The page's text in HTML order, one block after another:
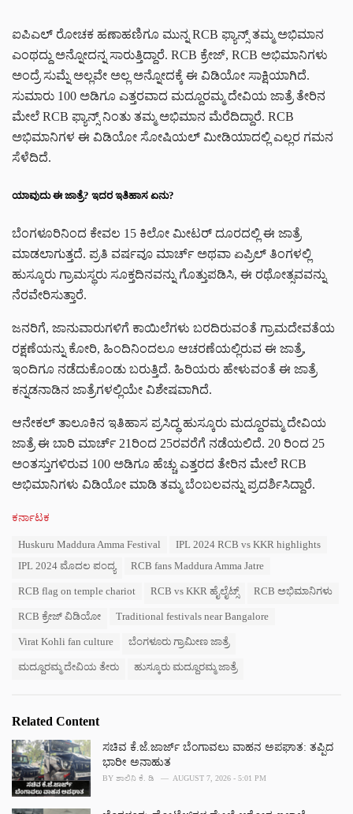
ಐಪಿಎಲ್ ರೋಚಕ ಹಣಾಹಣಿಗೂ ಮುನ್ನ RCB ಫ್ಯಾನ್ಸ್ ತಮ್ಮ ಅಭಿಮಾನ
ಎಂಥದ್ದು ಅನ್ನೋದನ್ನ ಸಾರುತ್ತಿದ್ದಾರೆ. RCB ಕ್ರೇಜ್, RCB ಅಭಿಮಾನಿಗಳು
ಅಂದ್ರೆ ಸುಮ್ನೆ ಅಲ್ಲವೇ ಅಲ್ಲ ಅನ್ನೋದಕ್ಕೆ ಈ ವಿಡಿಯೋ ಸಾಕ್ಷಿಯಾಗಿದೆ.
ಸುಮಾರು 100 ಅಡಿಗೂ ಎತ್ತರವಾದ ಮದ್ದೂರಮ್ಮ ದೇವಿಯ ಜಾತ್ರೆ ತೇರಿನ
ಮೇಲೆ RCB ಫ್ಯಾನ್ಸ್ ನಿಂತು ತಮ್ಮ ಅಭಿಮಾನ ಮೆರೆದಿದ್ದಾರೆ. RCB
ಅಭಿಮಾನಿಗಳ ಈ ವಿಡಿಯೋ ಸೋಷಿಯಲ್ ಮೀಡಿಯಾದಲ್ಲಿ ಎಲ್ಲರ ಗಮನ
ಸೆಳೆದಿದೆ.
ಯಾವುದು ಈ ಜಾತ್ರೆ? ಇದರ ಇತಿಹಾಸ ಏನು?
ಬೆಂಗಳೂರಿನಿಂದ ಕೇವಲ 15 ಕಿಲೋ ಮೀಟರ್ ದೂರದಲ್ಲಿ ಈ ಜಾತ್ರೆ
ಮಾಡಲಾಗುತ್ತದೆ. ಪ್ರತಿ ವರ್ಷವೂ ಮಾರ್ಚ್ ಅಥವಾ ಏಪ್ರಿಲ್ ತಿಂಗಳಲ್ಲಿ
ಹುಸ್ಕೂರು ಗ್ರಾಮಸ್ಥರು ಸೂಕ್ತದಿನವನ್ನು ಗೊತ್ತುಪಡಿಸಿ, ಈ ರಥೋತ್ಸವವನ್ನು
ನೆರವೇರಿಸುತ್ತಾರೆ.
ಜನರಿಗೆ, ಜಾನುವಾರುಗಳಿಗೆ ಕಾಯಿಲೆಗಳು ಬರದಿರುವಂತೆ ಗ್ರಾಮದೇವತೆಯ
ರಕ್ಷಣೆಯನ್ನು ಕೋರಿ, ಹಿಂದಿನಿಂದಲೂ ಆಚರಣೆಯಲ್ಲಿರುವ ಈ ಜಾತ್ರೆ,
ಇಂದಿಗೂ ನಡೆದುಕೊಂಡು ಬರುತ್ತಿದೆ. ಹಿರಿಯರು ಹೇಳುವಂತೆ ಈ ಜಾತ್ರೆ
ಕನ್ನಡನಾಡಿನ ಜಾತ್ರೆಗಳಲ್ಲಿಯೇ ವಿಶೇಷವಾಗಿದೆ.
ಆನೇಕಲ್ ತಾಲೂಕಿನ ಇತಿಹಾಸ ಪ್ರಸಿದ್ಧ ಹುಸ್ಕೂರು ಮದ್ದೂರಮ್ಮ ದೇವಿಯ
ಜಾತ್ರೆ ಈ ಬಾರಿ ಮಾರ್ಚ್ 21ರಿಂದ 25ರವರೆಗೆ ನಡೆಯಲಿದೆ. 20 ರಿಂದ 25
ಅಂತಸ್ತುಗಳಿರುವ 100 ಅಡಿಗೂ ಹೆಚ್ಚು ಎತ್ತರದ ತೇರಿನ ಮೇಲೆ RCB
ಅಭಿಮಾನಿಗಳು ವಿಡಿಯೋ ಮಾಡಿ ತಮ್ಮ ಬೆಂಬಲವನ್ನು ಪ್ರದರ್ಶಿಸಿದ್ದಾರೆ.
C
ಕರ್ನಾಟಕ
Huskuru Maddura Amma Festival
IPL 2024 RCB vs KKR highlights
IPL 2024 ಮೊದಲ ಪಂದ್ಯ
RCB fans Maddura Amma Jatre
RCB flag on temple chariot RCB vs KKR ಹೈಲೈಟ್ಸ್ RCB ಅಭಿಮಾನಿಗಳು
RCB ಕ್ರೇಜ್ ವಿಡಿಯೋ Traditional festivals near Bangalore
Virat Kohli fan culture ಬೆಂಗಳೂರು ಗ್ರಾಮೀಣ ಜಾತ್ರೆ
ಮದ್ದೂರಮ್ಮ ದೇವಿಯ ತೇರು ಹುಸ್ಕೂರು ಮದ್ದೂರಮ್ಮ ಜಾತ್ರೆ
Related Content
ಸಚಿವ ಕೆ.ಜೆ.ಜಾರ್ಜ್ ಬೆಂಗಾವಲು ವಾಹನ ಅಪಘಾತ: ತಪ್ಪಿದ
ಭಾರೀ ಅನಾಹುತ
BY ಶಾಲಿನಿ ಕೆ. ಡಿ AUGUST 7, 2026 - 5:01 PM